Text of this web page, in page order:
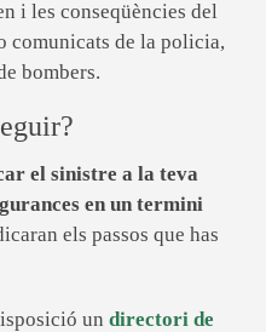
i les conseqüències del
comunicats de la policia,
bombers.
el sinistre a la teva
en un termini
els passos que has
un directori de